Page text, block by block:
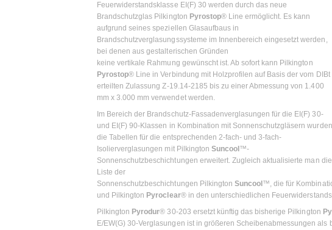
Feuerwiderstandsklasse EI(F) 30 werden durch das neue
Brandschutzglas Pilkington Pyrostop® Line ermöglicht. Es kann
aufgrund seines speziellen Glasaufbaus in
Brandschutzverglasungssysteme im Innenbereich eingesetzt werden,
bei denen aus gestalterischen Gründen
keine vertikale Rahmung gewünscht ist. Ab sofort kann Pilkington
Pyrostop® Line in Verbindung mit Holzprofilen auf Basis der vom DIBt
erteilten Zulassung Z-19.14-2185 bis zu einer Abmessung von 1.400
mm x 3.000 mm verwendet werden.
Im Bereich der Brandschutz-Fassadenverglasungen für die EI(F) 30-
und EI(F) 90-Klassen in Kombination mit Sonnenschutzgläsern wurden
die Tabellen für die entsprechenden 2-fach- und 3-fach-
Isolierverglasungen mit Pilkington Suncool ™-
Sonnenschutzbeschichtungen erweitert. Zugleich aktualisierte man die
Liste der
Sonnenschutzbeschichtungen Pilkington Suncool ™, die für
und Pilkington Pyroclear® in den unterschiedlichen
Pilkington Pyrodur® 30-203 ersetzt künftig das bisherige Pilkington
E/EW(G) 30-Verglasungen ist in größeren Scheibenabmessungen